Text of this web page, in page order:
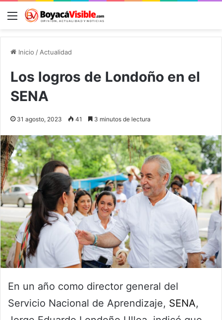
Menú
Inicio / Actualidad
Los logros de Londoño en el
SENA
31 agosto, 2023 41 3 minutos de lectura
En un año como director general del
Servicio Nacional de Aprendizaje, SENA,